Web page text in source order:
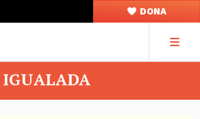
DONA
IGUALADA